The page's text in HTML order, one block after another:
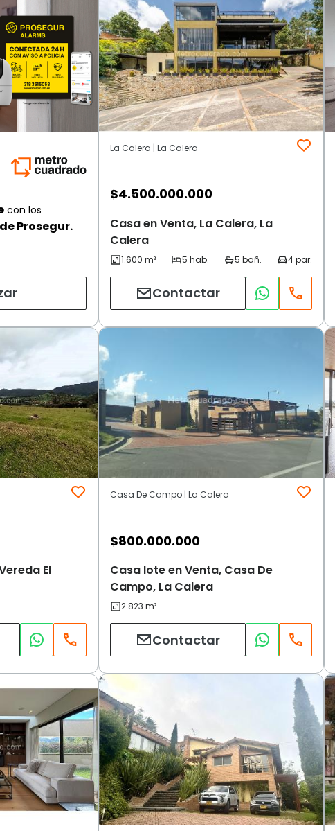
con los
Prosegur.
La Calera | La Calera
$4.500.000.000
Casa en Venta, La Calera, La
Calera
Contactar
El
Casa De Campo | La Calera
$800.000.000
Casa lote en Venta, Casa De
Campo, La Calera
Contactar